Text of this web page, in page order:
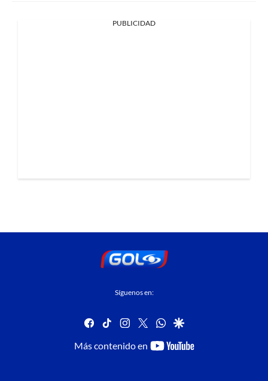
PUBLICIDAD
Síguenos en:
facebook
tiktok instagram
twitterwhatsapp
google
Más contenido en
youtube-